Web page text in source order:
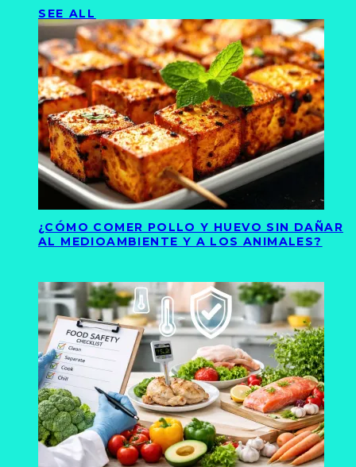
SEE ALL
¿CÓMO COMER POLLO Y HUEVO SIN DAÑAR
AL MEDIOAMBIENTE Y A LOS ANIMALES?